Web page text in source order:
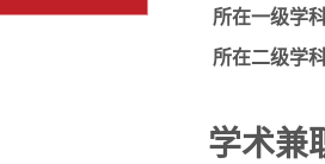
所在一级学
所在二级学
学术兼